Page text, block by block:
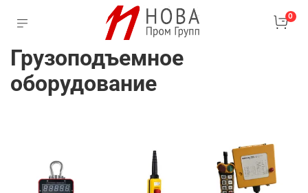
0
Грузоподъемное
оборудование